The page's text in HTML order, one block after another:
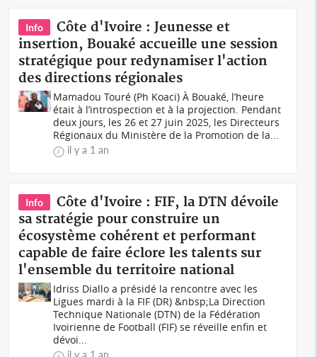
Info
Côte d'Ivoire : Jeunesse et
insertion, Bouaké accueille une session
stratégique pour redynamiser l'action
des directions régionales
Mamadou Touré (Ph Koaci) À Bouaké, l’heure
était à l’introspection et à la projection. Pendant
deux jours, les 26 et 27 juin 2025, les Directeurs
Régionaux du Ministère de la Promotion de la...
il y a 1 an
Info
Côte d'Ivoire : FIF, la DTN dévoile
sa stratégie pour construire un
écosystème cohérent et performant
capable de faire éclore les talents sur
l'ensemble du territoire national
Idriss Diallo a présidé la rencontre avec les
Ligues mardi à la FIF (DR) &nbsp;La Direction
Technique Nationale (DTN) de la Fédération
Ivoirienne de Football (FIF) se réveille enfin et
dévoi...
il y a 1 an